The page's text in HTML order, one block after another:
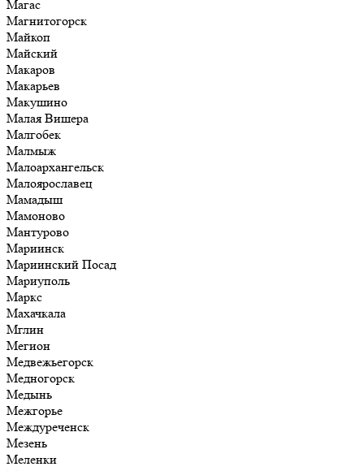
Магас
Магнитогорск
Майкоп
Майский
Макаров
Макарьев
Макушино
Малая Вишера
Малгобек
Малмыж
Малоархангельск
Малоярославец
Мамадыш
Мамоново
Мантурово
Мариинск
Мариинский Посад
Мариуполь
Маркс
Махачкала
Мглин
Мегион
Медвежьегорск
Медногорск
Медынь
Межгорье
Междуреченск
Мезень
Меленки